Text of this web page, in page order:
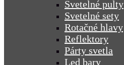
Svetelné pulty
Svetelné sety
Rotačné hlavy
Reflektory
Párty svetla
Led bary